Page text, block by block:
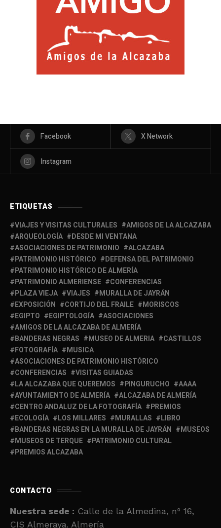
Facebook X Network
Instagram
ETIQUETAS
VIAJES Y VISITAS CULTURALES
AMIGOS DE LA ALCAZABA
ARQUEOLOGÍA
DESDE MI VENTANA
ASOCIACIONES DE PATRIMONIO
ALCAZABA
PATRIMONIO HISTÓRICO
DEFENSA DEL PATRIMONIO
PATRIMONIO HISTÓRICO DE ALMERÍA
PATRIMONIO ALMERIENSE
CONFERENCIAS
PLAZA VIEJA
VIAJES
MURALLA DE JAYRÁN
EXPOSICIÓN
CORTIJO DEL FRAILE
MORISCOS
EGIPTO
EGIPTOLOGÍA
ASOCIACIONES
AMIGOS DE LA ALCAZABA DE ALMERÍA
BANDERAS NEGRAS
MUSEO DE ALMERIA
CASTILLOS
FOTOGRAFÍA
MUSICA
ASOCIACIONES DE PATRIMONIO HISTÓRICO
CONFERENCIAS
VISITAS GUIADAS
LA ALCAZABA QUE QUEREMOS
PINGURUCHO
AAAA
AYUNTAMIENTO DE ALMERÍA
ALCAZABA DE ALMERÍA
CENTRO ANDALUZ DE LA FOTOGRAFÍA
PREMIOS
ECOLOGÍA
LOS MILLARES MURALLAS
LIBRO
BANDERAS NEGRAS EN LA MURALLA DE JAYRÁN
MUSEOS
MUSEOS DE TERQUE
PATRIMONIO CULTURAL
PREMIOS ALCAZABA
CONTACTO
Nuestra sede : Calle de la Almedina, nº 16,
CIS Almeraya. Almería